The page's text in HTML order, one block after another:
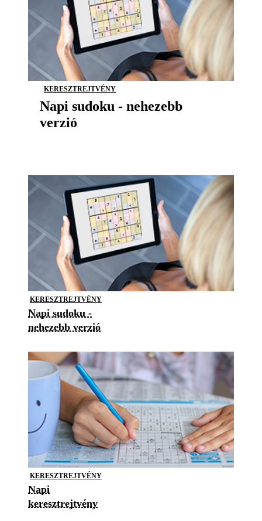
KERESZTREJTVÉNY
Napi sudoku - nehezebb
verzió
KERESZTREJTVÉNY
Napi sudoku -
nehezebb verzió
KERESZTREJTVÉNY
Napi
keresztrejtvény